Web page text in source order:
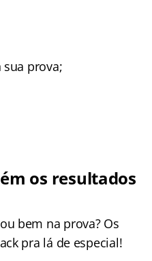
prova;
os resultados
bem na prova? Os
pra lá de especial!